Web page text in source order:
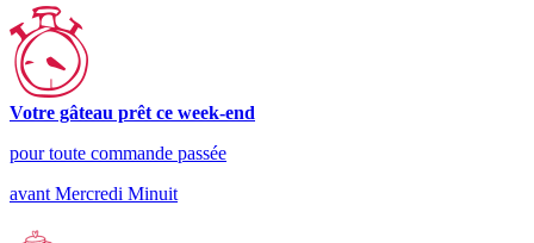
Votre gâteau prêt ce week-end
pour toute commande passée
avant Mercredi Minuit